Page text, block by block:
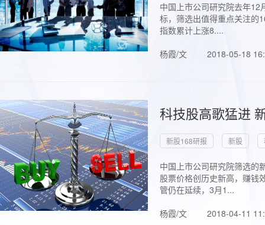
中国上市公司研究院去年
标，筛选出值得重点关注的
指数累计上涨8....
杨霞/文
2018-05-18
科技股高歌猛进
新股168研报 新股
中国上市公司研究院筛选的
股票价格创历史新高，赚钱
管仍在延续，3月1...
杨霞/文
2018-04-11